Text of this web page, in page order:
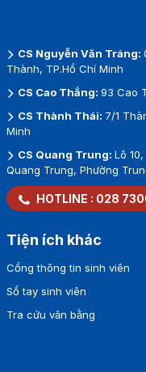
CS Nguyễn Văn Tráng:
Thành, TP.Hồ Chí Minh
CS Cao Thắng: 93 Cao
CS Thành Thái: 7/1
Minh
CS Quang Trung: Lô
Quang Trung, Phường
HOTLINE : 028
Tiện ích khác
Cổng thông tin sinh viên
Sổ tay sinh viên
Tra cứu văn bằng